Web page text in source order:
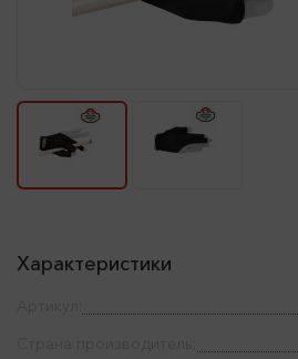
Характеристики